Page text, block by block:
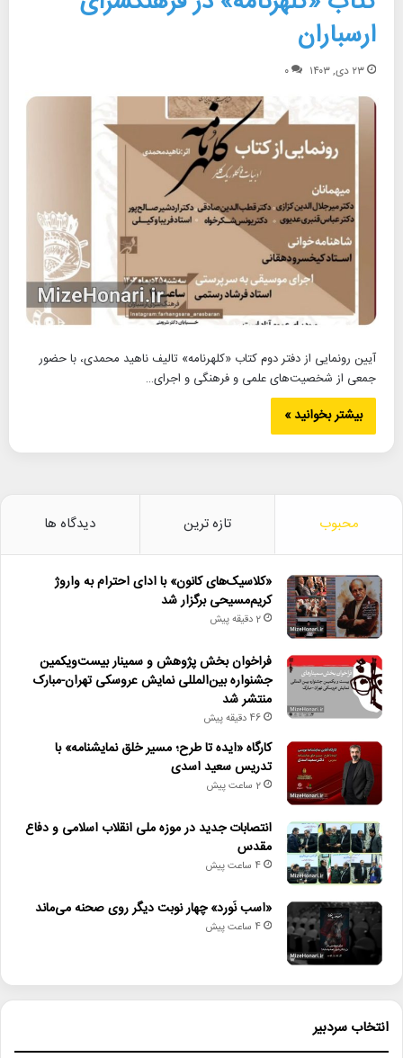
ارسباران
۲۳ دی, ۱۴۰۳ ۰
آیین رونمایی از دفتر دوم کتاب «کلهرنامه» تالیف ناهید محمدی، با حضور
جمعی از شخصیت‌های علمی و فرهنگی و اجرای…
بیشتر بخوانید »
محبوب تازه ترین دیدگاه ها
«کلاسیک‌های کانون» با ادای احترام به واروژ
کریم‌مسیحی برگزار شد
2 دقیقه پیش
فراخوان بخش پژوهش و سمینار بیست‌ویکمین
جشنواره بین‌المللی نمایش عروسکی تهران-مبارک
منتشر شد
46 دقیقه پیش
کارگاه «ایده تا طرح؛ مسیر خلق نمایشنامه» با
تدریس سعید اسدی
2 ساعت پیش
انتصابات جدید در موزه ملی انقلاب اسلامی و دفاع
مقدس
4 ساعت پیش
«اسب نَورد» چهار نوبت دیگر روی صحنه می‌ماند
4 ساعت پیش
انتخاب سردبیر